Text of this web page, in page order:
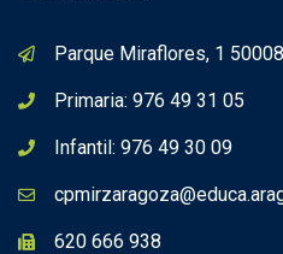
Parque Miraflores, 1
Primaria: 976 49 31 05
Infantil: 976 49 30 09
620 666 938